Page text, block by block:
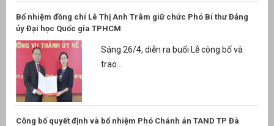
Bổ nhiệm đồng chí Lê Thị Anh Trâm giữ chức Phó Bí thư Đảng
ủy Đại học Quốc gia TPHCM
Sáng 26/4, diễn ra buổi Lễ công bố và
trao...
Công bố quyết định và bổ nhiệm Phó Chánh án TAND TP Đà